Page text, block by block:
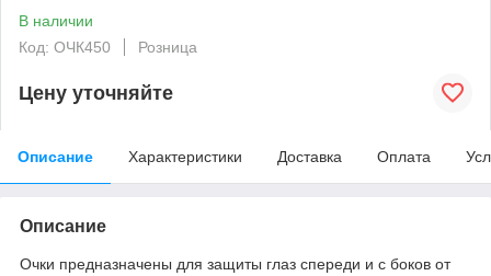
В наличии
Код: ОЧК450
Розница
Цену уточняйте
Описание Характеристики Доставка Оплата
Описание
Очки предназначены для защиты глаз спереди и с боков от